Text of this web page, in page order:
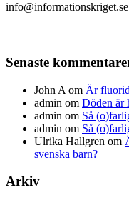
info@informationskriget.se
efter:
Senaste
John A om Är
admin om Döden är
admin om Så
admin om Så
Ulrika Hallgren om
svenska barn?
Arkiv